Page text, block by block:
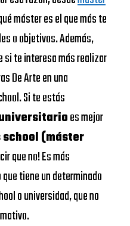
máster es el que más te
o objetivos. Además,
si te interesa más realizar
De Arte en una
Si te estás
es mejor
(máster
que no! Es más
tiene un determinado
o universidad, que no